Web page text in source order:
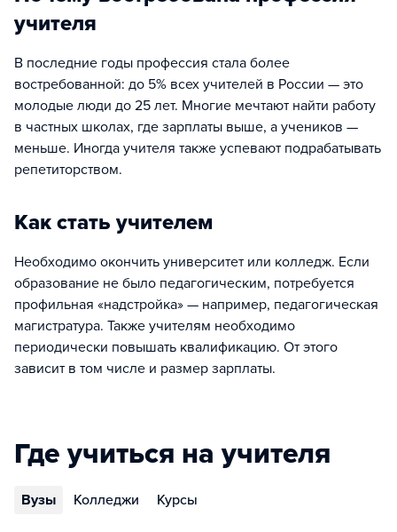
учителя
В последние годы профессия стала более
востребованной: до 5% всех учителей в России — это
молодые люди до 25 лет. Многие мечтают найти работу
в частных школах, где зарплаты выше, а учеников —
меньше. Иногда учителя также успевают подрабатывать
репетиторством.
Как стать учителем
Необходимо окончить университет или колледж. Если
образование не было педагогическим, потребуется
профильная «надстройка» — например, педагогическая
магистратура. Также учителям необходимо
периодически повышать квалификацию. От этого
зависит в том числе и размер зарплаты.
Где учиться на учителя
Вузы Колледжи Курсы